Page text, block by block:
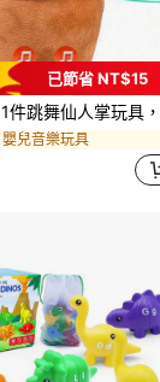
已節省 NT$15
1件跳舞仙人掌玩具，會說話的仙人掌玩具可重複你說的話，帶LED唱歌功能的模仿跳舞仙人掌玩具，15秒錄音音樂玩具，萬聖節與聖誕節禮物，嬰兒玩具，適合兒童
嬰兒音樂玩具